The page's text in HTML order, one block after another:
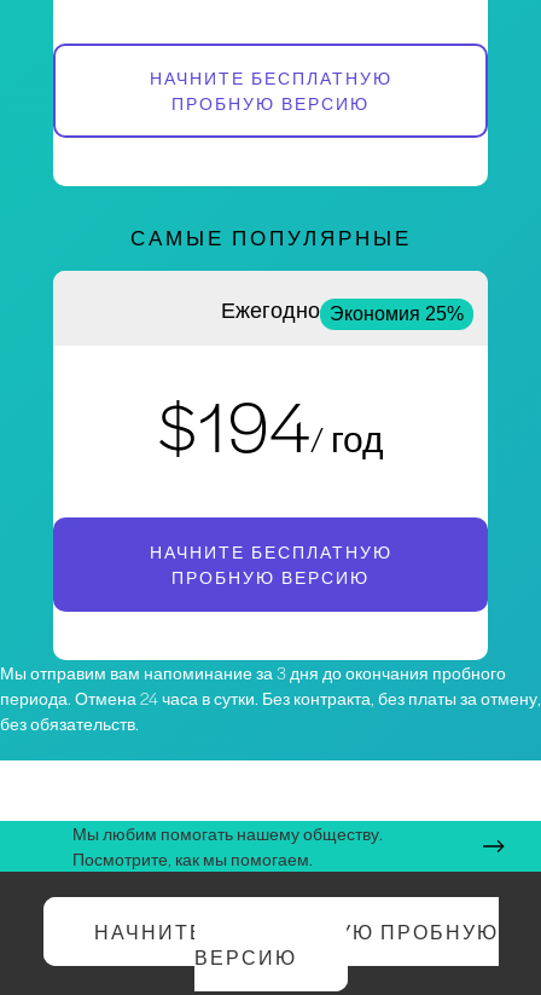
НАЧНИТЕ БЕСПЛАТНУЮ
ПРОБНУЮ ВЕРСИЮ
САМЫЕ ПОПУЛЯРНЫЕ
Ежегодно Экономия 25%
$194/ год
НАЧНИТЕ БЕСПЛАТНУЮ
ПРОБНУЮ ВЕРСИЮ
Мы отправим вам напоминание за 3 дня до окончания пробного
периода. Отмена 24 часа в сутки. Без контракта, без платы за отмену,
без обязательств.
Мы любим помогать нашему обществу.
Посмотрите, как мы помогаем.
НАЧНИТЕ БЕСПЛАТНУЮ ПРОБНУЮ
ВЕРСИЮ